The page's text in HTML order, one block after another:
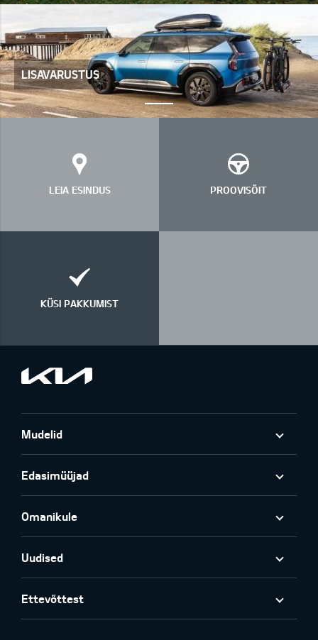
LISAVARUSTUS
LEIA ESINDUS PROOVISÕIT
KÜSI PAKKUMIST
Mudelid
Edasimüüjad
Omanikule
Uudised
Ettevõttest